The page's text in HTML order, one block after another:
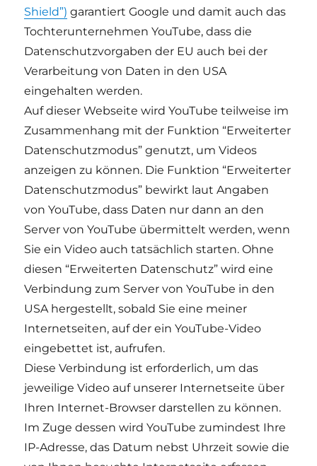
Shield”) garantiert Google und damit auch das
Tochterunternehmen YouTube, dass die
Datenschutzvorgaben der EU auch bei der
Verarbeitung von Daten in den USA
eingehalten werden.
Auf dieser Webseite wird YouTube teilweise im
Zusammenhang mit der Funktion “Erweiterter
Datenschutzmodus” genutzt, um Videos
anzeigen zu können. Die Funktion “Erweiterter
Datenschutzmodus” bewirkt laut Angaben
von YouTube, dass Daten nur dann an den
Server von YouTube übermittelt werden, wenn
Sie ein Video auch tatsächlich starten. Ohne
diesen “Erweiterten Datenschutz” wird eine
Verbindung zum Server von YouTube in den
USA hergestellt, sobald Sie eine meiner
Internetseiten, auf der ein YouTube-Video
eingebettet ist, aufrufen.
Diese Verbindung ist erforderlich, um das
jeweilige Video auf unserer Internetseite über
Ihren Internet-Browser darstellen zu können.
Im Zuge dessen wird YouTube zumindest Ihre
IP-Adresse, das Datum nebst Uhrzeit sowie die